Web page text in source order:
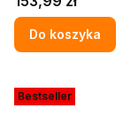
Do koszyka
Bestseller